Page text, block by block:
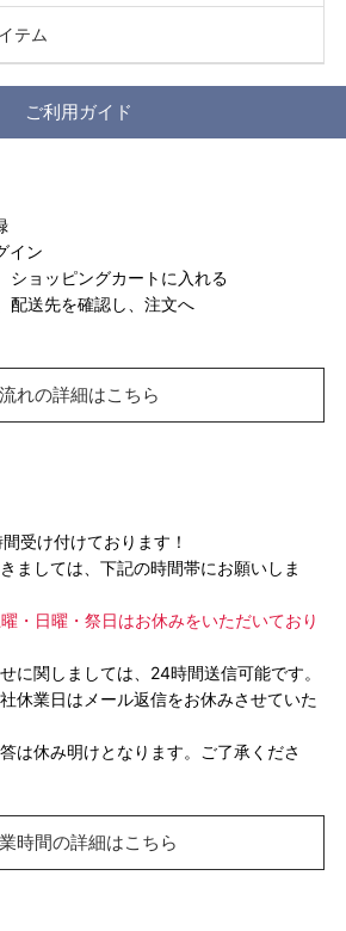
テム
ご利用ガイド
イン
ショッピングカートに入れる
配送先を確認し、注文へ
流れの詳細はこちら
受け付けております！
ましては、下記の時間帯にお願いしま
・日曜・祭日はお休みをいただいており
に関しましては、24時間送信可能です。
休業日はメール返信をお休みさせていた
は休み明けとなります。ご了承くださ
時間の詳細はこちら